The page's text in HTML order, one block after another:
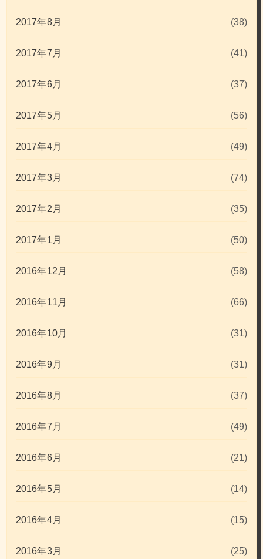
2017年8月 (38)
2017年7月 (41)
2017年6月 (37)
2017年5月 (56)
2017年4月 (49)
2017年3月 (74)
2017年2月 (35)
2017年1月 (50)
2016年12月 (58)
2016年11月 (66)
2016年10月 (31)
2016年9月 (31)
2016年8月 (37)
2016年7月 (49)
2016年6月 (21)
2016年5月 (14)
2016年4月 (15)
2016年3月 (25)